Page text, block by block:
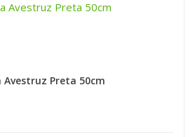
Avestruz Preta 50cm